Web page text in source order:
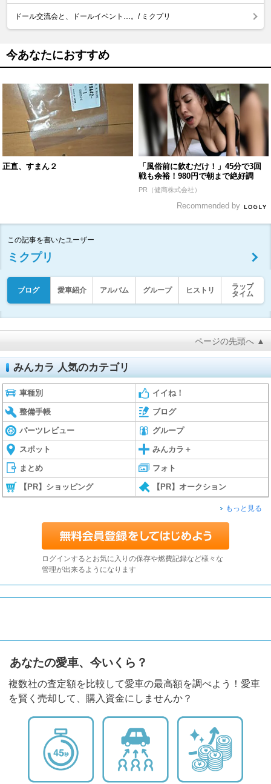
ドール交流会と、ドールイベント…。/ ミクプリ
今あなたにおすすめ
正直、すまん２
「風俗前に飲むだけ！」45分で3回
戦も余裕！980円で朝まで絶好調
PR（健商株式会社）
Recommended by
この記事を書いたユーザー
ミクプリ
ブログ 愛車紹介 アルバム グループ ヒストリ
ラップ
タイム
ページの先頭へ ▲
みんカラ 人気のカテゴリ
車種別 イイね！
整備手帳 ブログ
パーツレビュー グループ
スポット みんカラ＋
まとめ フォト
【PR】ショッピング 【PR】オークション
もっと見る
ログインするとお気に入りの保存や燃費記録など様々な
管理が出来るようになります
あなたの愛車、今いくら？
複数社の査定額を比較して愛車の最高額を調べよう！愛車
を賢く売却して、購入資金にしませんか？